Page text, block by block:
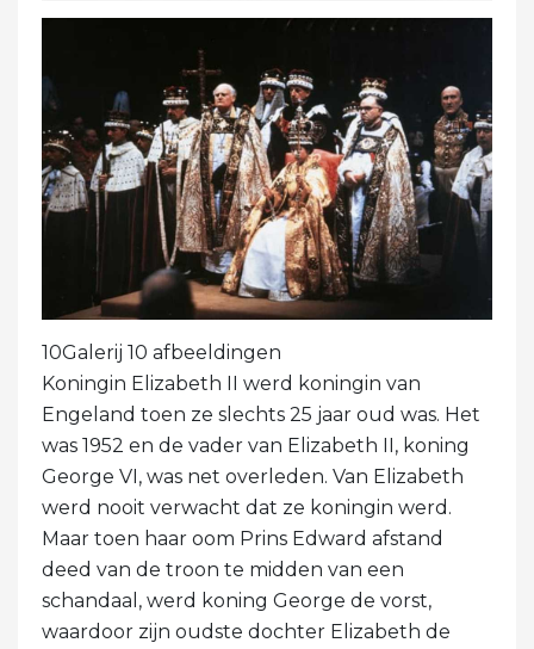
10Galerij 10 afbeeldingen
Koningin Elizabeth II werd koningin van
Engeland toen ze slechts 25 jaar oud was. Het
was 1952 en de vader van Elizabeth II, koning
George VI, was net overleden. Van Elizabeth
werd nooit verwacht dat ze koningin werd.
Maar toen haar oom Prins Edward afstand
deed van de troon te midden van een
schandaal, werd koning George de vorst,
waardoor zijn oudste dochter Elizabeth de